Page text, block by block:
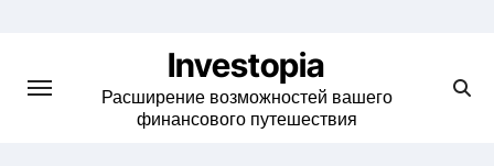
content
Investopia
Расширение возможностей вашего
финансового путешествия